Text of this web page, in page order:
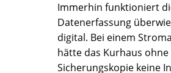
Immerhin funktioniert
Datenerfassung
digital. Bei einem
hätte das Kurhaus ohne
Sicherungskopie keine